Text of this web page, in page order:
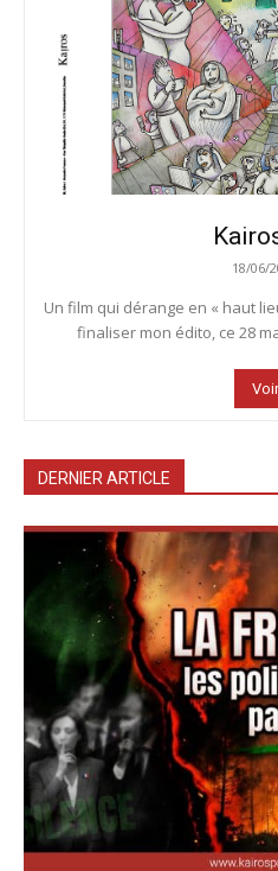
18/06/
Un film qui dérange en « haut
finaliser mon édito, ce 28
Voir
DERNIER ARTICLE